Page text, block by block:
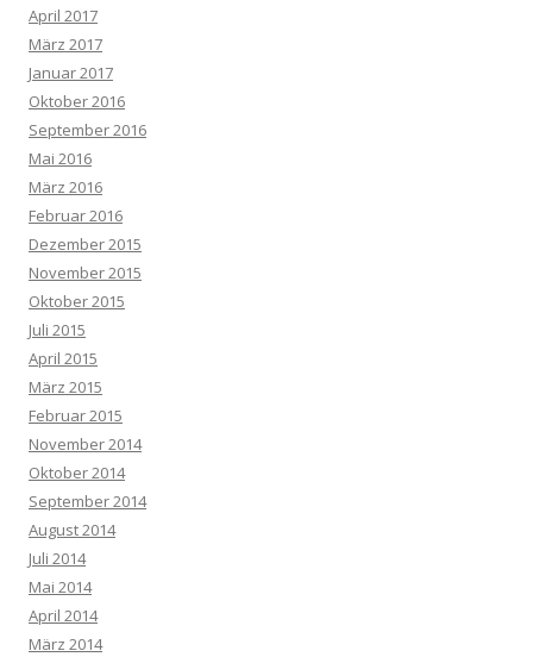
April 2017
März 2017
Januar 2017
Oktober 2016
September 2016
Mai 2016
März 2016
Februar 2016
Dezember 2015
November 2015
Oktober 2015
Juli 2015
April 2015
März 2015
Februar 2015
November 2014
Oktober 2014
September 2014
August 2014
Juli 2014
Mai 2014
April 2014
März 2014